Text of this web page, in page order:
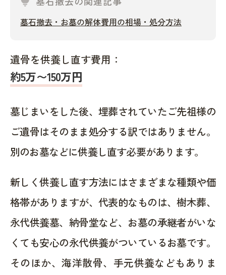
墓石撤去・お墓の解体費用の相場・処分方法
遺骨を供養し直す費用：
約5万〜150万円
墓じまいをした後、埋葬されていたご先祖様の
ご遺骨はそのまま処分する訳ではありません。
別のお墓などに供養し直す必要があります。
新しく供養し直す方法にはさまざまな種類や価
格帯がありますが、代表的なものは、樹木葬、
永代供養墓、納骨堂など、お墓の承継者がいな
くても安心の永代供養がついているお墓です。
そのほか、海洋散骨、手元供養などもありま